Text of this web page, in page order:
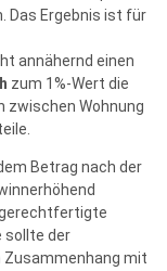
Das Ergebnis ist für
annähernd einen
zum 1%-Wert die
zwischen Wohnung
Betrag nach der
sollte der
Zusammenhang mit